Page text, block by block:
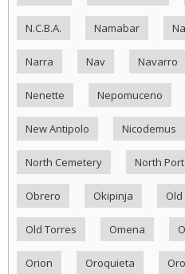
N.C.B.A. Namabar
Narra Nav Navarro
Nenette Nepomuceno
New Antipolo Nicodemus
North Cemetery North Port
Obrero Okipinja
Old Torres Omena
Orion Oroquieta